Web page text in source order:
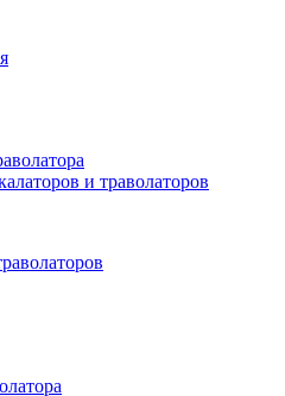
и траволаторов